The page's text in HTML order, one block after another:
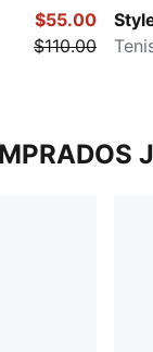
$55.00
$110.00